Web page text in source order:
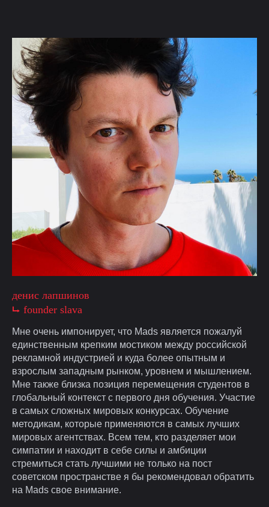
денис лапшинов
⮡ founder slava
Мне очень импонирует, что Mads является пожалуй
единственным крепким мостиком между российской
рекламной индустрией и куда более опытным и
взрослым западным рынком, уровнем и мышлением.
Мне также близка позиция перемещения студентов в
глобальный контекст с первого дня обучения. Участие
в самых сложных мировых конкурсах. Обучение
методикам, которые применяются в самых лучших
мировых агентствах. Всем тем, кто разделяет мои
симпатии и находит в себе силы и амбиции
стремиться стать лучшими не только на пост
советском пространстве я бы рекомендовал обратить
на Mads свое внимание.